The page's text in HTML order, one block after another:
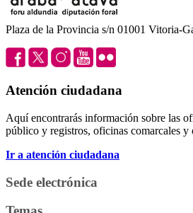
Plaza de la Provincia s/n 01001 Vitoria-
Atención ciudadana
Aquí encontrarás información sobre las
público y registros, oficinas comarcales y
Ir a atención ciudadana
Sede electrónica